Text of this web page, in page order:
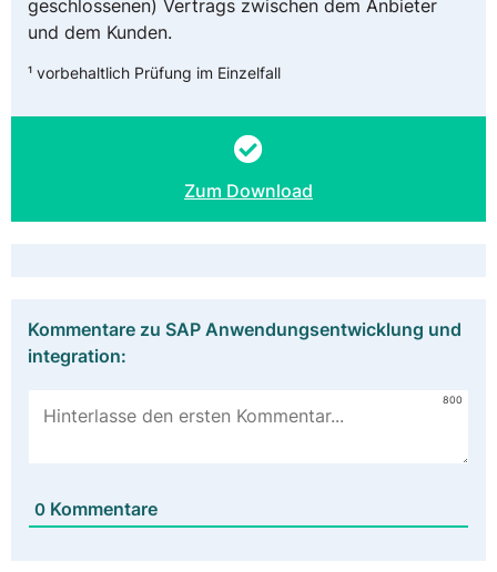
geschlossenen) Vertrags zwischen dem Anbieter
und dem Kunden.
¹ vorbehaltlich Prüfung im Einzelfall
Zum Download
Kommentare zu SAP Anwendungsentwicklung und
integration:
800
0 Kommentare